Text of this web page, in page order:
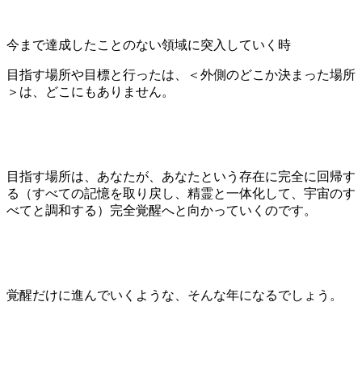
今まで達成したことのない領域に突入していく時
目指す場所や目標と行ったは、＜外側のどこか決まった場所
＞は、どこにもありません。
目指す場所は、あなたが、あなたという存在に完全に回帰す
る（すべての記憶を取り戻し、精霊と一体化して、宇宙のす
べてと調和する）完全覚醒へと向かっていくのです。
覚醒だけに進んでいくような、そんな年になるでしょう。